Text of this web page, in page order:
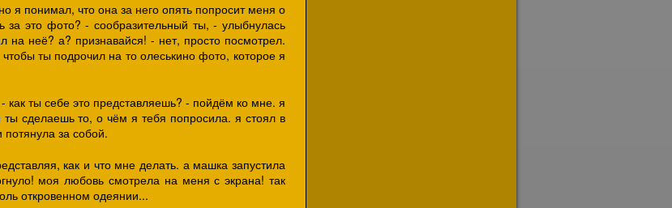
я понимал, что она за него опять попросит меня о
это фото? - сообразительный ты, - улыбнулась
неё? а? признавайся! - нет, просто посмотрел.
ты подрочил на то олеськино фото, которое я
ты себе это представляешь? - пойдём ко мне. я
сделаешь то, о чём я тебя попросила. я стоял в
за собой.
как и что мне делать. а машка запустила
моя любовь смотрела на меня с экрана! так
откровенном одеянии...